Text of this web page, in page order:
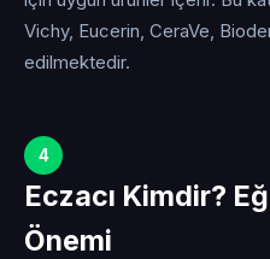
Vichy, Eucerin, CeraVe,
edilmektedir.
4
Eczacı Kimdir?
Önemi